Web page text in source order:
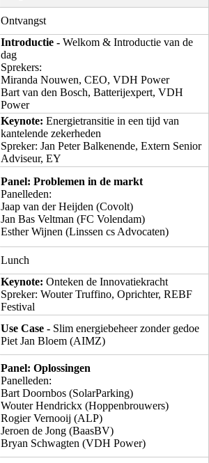
Ontvangst
Introductie - Welkom & Introductie van de
dag
Sprekers:
Miranda Nouwen, CEO, VDH Power
Bart van den Bosch, Batterijexpert, VDH
Power
Keynote: Energietransitie in een tijd van
kantelende zekerheden
Spreker: Jan Peter Balkenende, Extern Senior
Adviseur, EY
Panel: Problemen in de markt
Panelleden:
Jaap van der Heijden (Covolt)
Jan Bas Veltman (FC Volendam)
Esther Wijnen (Linssen cs Advocaten)
Lunch
Keynote: Onteken de Innovatiekracht
Spreker: Wouter Truffino, Oprichter, REBF
Festival
Use Case - Slim energiebeheer zonder gedoe
Piet Jan Bloem (AIMZ)
Panel: Oplossingen
Panelleden:
Bart Doornbos (SolarParking)
Wouter Hendrickx (Hoppenbrouwers)
Rogier Vernooij (ALP)
Jeroen de Jong (BaasBV)
Bryan Schwagten (VDH Power)